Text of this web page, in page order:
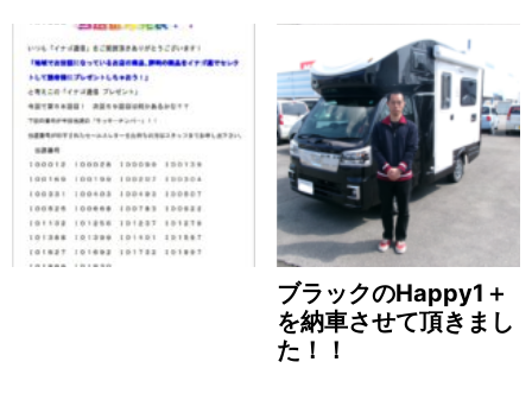
ブラックのHappy1＋
を納車させて頂きまし
た！！